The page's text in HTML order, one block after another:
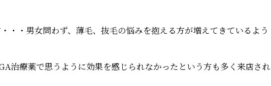
・・男女問わず、薄毛、抜毛の悩みを抱える方が増えてきているよう
治療薬で思うように効果を感じられなかったという方も多く来店され